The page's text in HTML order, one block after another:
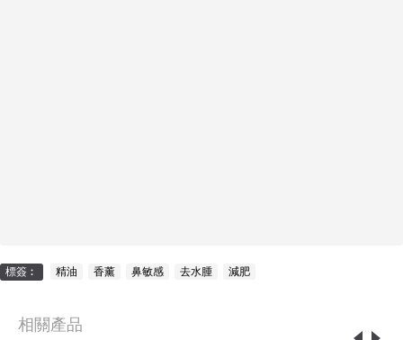
標簽︰ 精油 香薰 鼻敏感 去水腫 減肥
相關產品